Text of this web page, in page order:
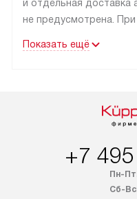
и отдельная доставка
не предусмотрена. При
рекомендуем обсудить
быть отправлены
интересен товар «Под
приобретения с
Показать ещё
+7
Пн-
Сб-